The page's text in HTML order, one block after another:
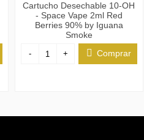
Cartucho Desechable 10-OH
- Space Vape 2ml Red
Berries 90% by Iguana
Smoke
- + Comprar